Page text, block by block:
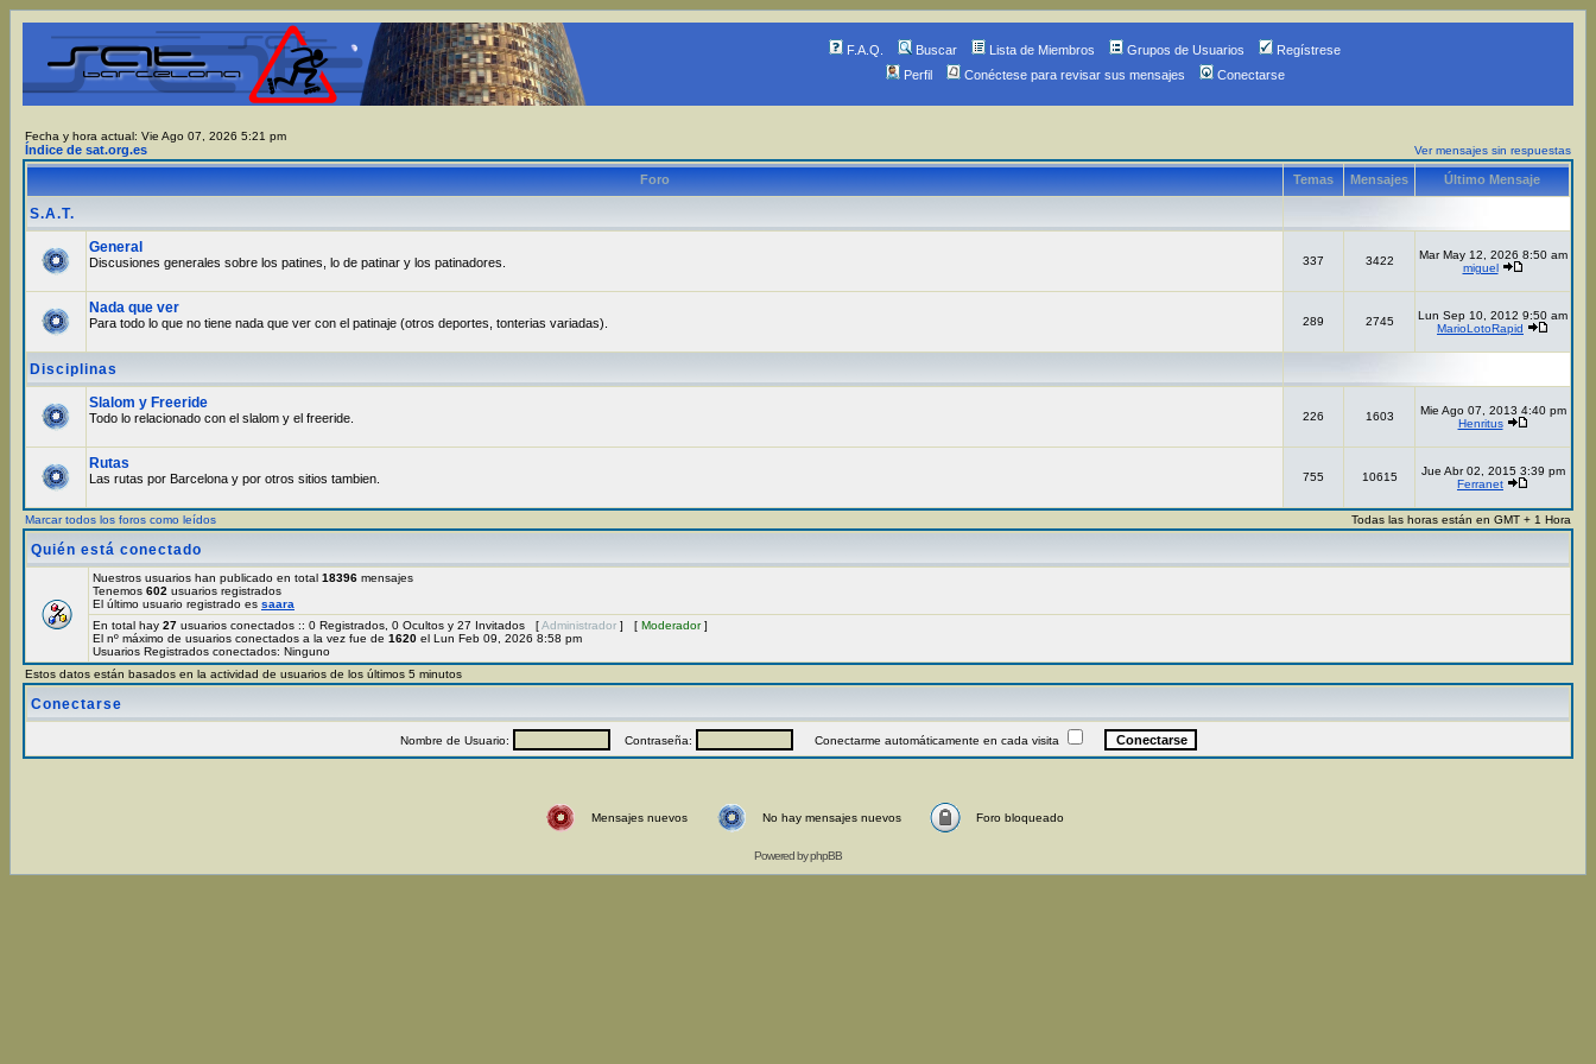
F.A.Q. Buscar Lista de Miembros Grupos de Usuarios
Regístrese
Perfil
Conéctese para revisar sus mensajes Conectarse
Fecha y hora actual: Vie Ago 07, 2026 5:21 pm
Índice de sat.org.es Ver mensajes sin respuestas
Foro Temas Mensajes Último Mensaje
S.A.T.
General
Discusiones generales sobre los patines, lo de patinar y los patinadores. 337 3422
Mar May 12, 2026 8:50 am
miguel
Nada que ver
Para todo lo que no tiene nada que ver con el patinaje (otros deportes, tonterias variadas). 289 2745
Lun Sep 10, 2012 9:50 am
MarioLotoRapid
Disciplinas
Slalom y Freeride
Todo lo relacionado con el slalom y el freeride. 226 1603
Mie Ago 07, 2013 4:40 pm
Henritus
Rutas
Las rutas por Barcelona y por otros sitios tambien. 755 10615
Jue Abr 02, 2015 3:39 pm
Ferranet
Marcar todos los foros como leídos Todas las horas están en GMT + 1 Hora
Quién está conectado
Nuestros usuarios han publicado en total 18396 mensajes
Tenemos 602 usuarios registrados
El último usuario registrado es saara
En total hay 27 usuarios conectados :: 0 Registrados, 0 Ocultos y 27 Invitados [Administrador ] [ Moderador]
El nº máximo de usuarios conectados a la vez fue de 1620 el Lun Feb 09, 2026 8:58 pm
Usuarios Registrados conectados: Ninguno
Estos datos están basados en la actividad de usuarios de los últimos 5 minutos
Conectarse
Nombre de Usuario: Contraseña: Conectarme automáticamente en cada visita
Mensajes nuevos No hay mensajes nuevos Foro bloqueado
Powered byphpBB